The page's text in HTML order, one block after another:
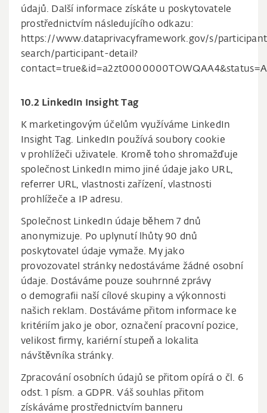
údajů. Další informace získáte u poskytovatele
prostřednictvím následujícího odkazu:
https://www.dataprivacyframework.gov/s/
search/participant-detail?
10.2 LinkedIn Insight Tag
K marketingovým účelům využíváme LinkedIn
Insight Tag. LinkedIn používá soubory cookie
v prohlížeči uživatele. Kromě toho shromažďuje
společnost LinkedIn mimo jiné údaje jako URL,
referrer URL, vlastnosti zařízení, vlastnosti
prohlížeče a IP adresu.
Společnost LinkedIn údaje během 7 dnů
anonymizuje. Po uplynutí lhůty 90 dnů
poskytovatel údaje vymaže. My jako
provozovatel stránky nedostáváme žádné osobní
údaje. Dostáváme pouze souhrnné zprávy
o demografii naší cílové skupiny a výkonnosti
našich reklam. Dostáváme přitom informace ke
kritériím jako je obor, označení pracovní pozice,
velikost firmy, kariérní stupeň a lokalita
návštěvníka stránky.
Zpracování osobních údajů se přitom opírá o čl. 6
odst. 1 písm. a GDPR. Váš souhlas přitom
získáváme prostřednictvím banneru